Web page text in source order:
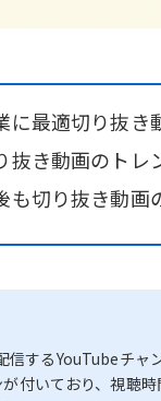
に最適切り抜き
抜き動画のトレ
も切り抜き動画
するYouTubeチャン
付いており、視聴